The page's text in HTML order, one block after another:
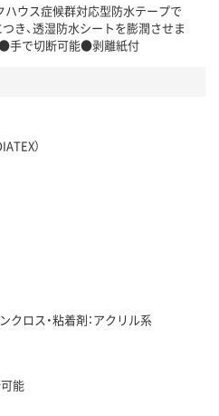
ウス症候群対応型防水テープで
き、透湿防水シートを膨潤させま
手で切断可能●剥離紙付
）
クロス・粘着剤：アクリル系
能